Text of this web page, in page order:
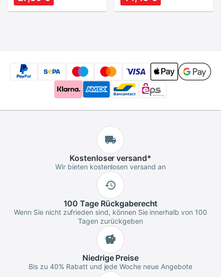
kamera objektiv
72 77 86mm filter
Kostenloser versand*
Wir bieten kostenlosen versand an
100 Tage Rückgaberecht
Wenn Sie nicht zufrieden sind, können Sie innerhalb von 100
Tagen zurückgeben
NiedrigePreise
Bis zu 40% Rabatt und jede Woche neue Angebote